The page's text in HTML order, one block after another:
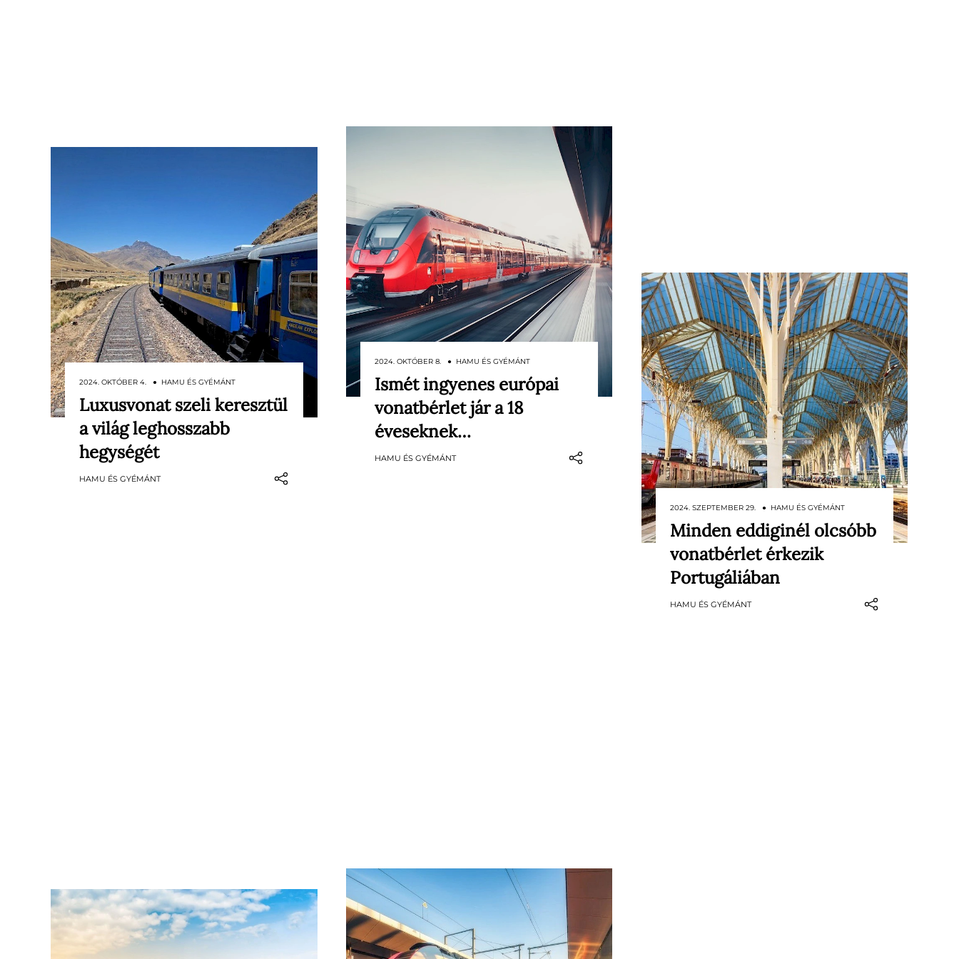
Mindössze hat kérdésre kell
válaszolniuk, és máris esélyük lehet
egy egy hónapos ingyenes
DiscoverEU program keretében
2024. OKTÓBER 8. ● HAMU ÉS GYÉMÁNT
Ismét ingyenes európai
vonatbérlet jár a 18
éveseknek…
HAMU ÉS GYÉMÁNT
Páratlan kaland várja azokat, akik a
közeljövőben Dél-Amerikába
utaznának: Peru lenyűgöző vidékein
hálókocsis luxusvonattal szelhetjük
át az Andokot, ráadásul az
2024. OKTÓBER 4. ● HAMU ÉS GYÉMÁNT
Luxusvonat szeli keresztül
a világ leghosszabb
hegységét
HAMU ÉS GYÉMÁNT
Forintra átszámítva elképesztően
kedvező áron, kevesebb mint
tízezer forintért válthatunk havi
országos vonatbérletet
Portugáliában, írja a Drive.
2024. SZEPTEMBER 29. ● HAMU ÉS GYÉMÁNT
Minden eddiginél olcsóbb
vonatbérlet érkezik
Portugáliában
HAMU ÉS GYÉMÁNT